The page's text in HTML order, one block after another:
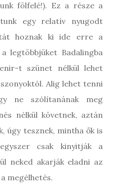
fölfelé!). Ez a része a
egy relatív nyugodt
hoznak ki ide erre a
legtöbbjüket Badalingba
t szünet nélkül lehet
Alig lehet tenni
ne szólítanának meg
nélkül követnek, aztán
úgy tesznek, mintha ők is
csak kinyitják a
neked akarják eladni az
megélhetés.